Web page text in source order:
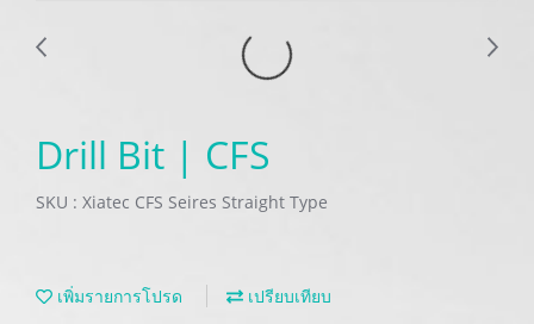
Drill Bit | CFS
SKU : Xiatec CFS Seires Straight Type
เพิ่มรายการโปรด เปรียบเทียบ